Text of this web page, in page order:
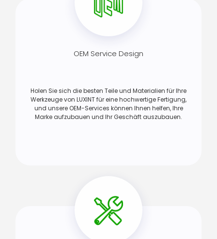
OEM Service Design
Holen Sie sich die besten Teile und Materialien für Ihre
Werkzeuge von LUXINT für eine hochwertige Fertigung,
und unsere OEM-Services können Ihnen helfen, Ihre
Marke aufzubauen und Ihr Geschäft auszubauen.